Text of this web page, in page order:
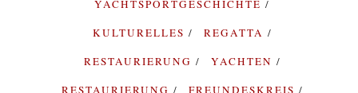
YACHTSPORTGESCHICHTE
KULTURELLES
REGATTA
RESTAURIERUNG
YACHTEN
RESTAURIERUNG
FREUNDESKREIS